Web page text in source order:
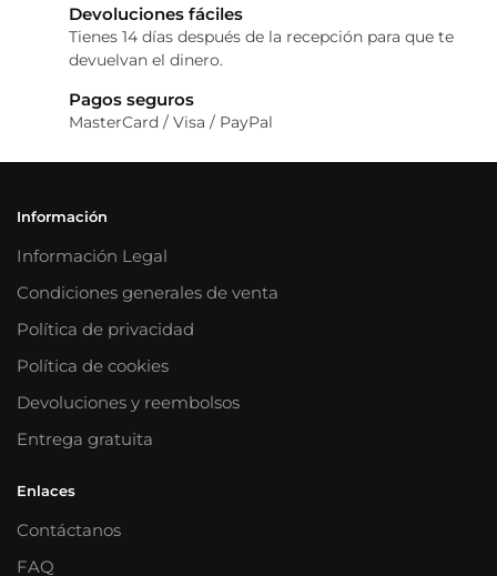
Devoluciones fáciles
Tienes 14 días después de la recepción para que te
devuelvan el dinero.
Pagos seguros
MasterCard / Visa / PayPal
Información
Información Legal
Condiciones generales de venta
Política de privacidad
Política de cookies
Devoluciones y reembolsos
Entrega gratuita
Enlaces
Contáctanos
FAQ